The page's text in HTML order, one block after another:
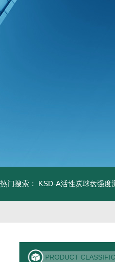
热门搜索： KSD-A活性炭球盘强度
PRODUCT